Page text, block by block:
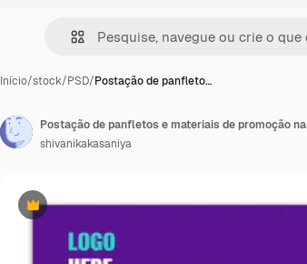
Início/stock/PSD/Postação de panfleto…
Premium
Postação de panfletos e materiais de promoção
shivanikakasaniya